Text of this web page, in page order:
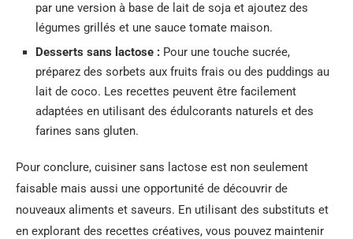
par une version à base de lait de soja et ajoutez des
légumes grillés et une sauce tomate maison.
Desserts sans lactose : Pour une touche sucrée,
préparez des sorbets aux fruits frais ou des puddings au
lait de coco. Les recettes peuvent être facilement
adaptées en utilisant des édulcorants naturels et des
farines sans gluten.
Pour conclure, cuisiner sans lactose est non seulement
faisable mais aussi une opportunité de découvrir de
nouveaux aliments et saveurs. En utilisant des substituts et
en explorant des recettes créatives, vous pouvez maintenir